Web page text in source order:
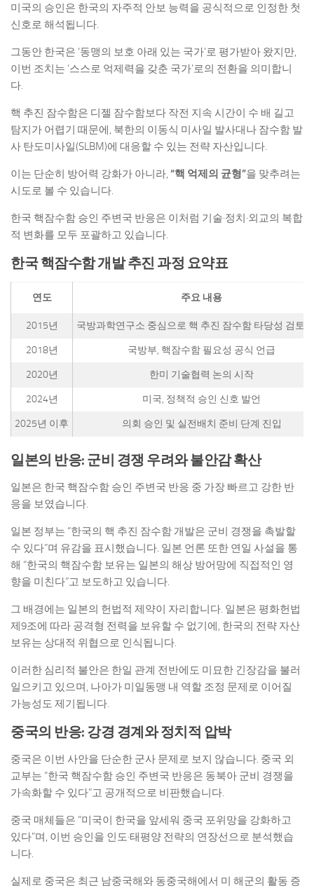
미국의 승인은 한국의 자주적 안보 능력을 공식적으로 인정한 첫
신호로 해석됩니다.
그동안 한국은 ‘동맹의 보호 아래 있는 국가’로 평가받아 왔지만,
이번 조치는 ‘스스로 억제력을 갖춘 국가’로의 전환을 의미합니
다.
핵 추진 잠수함은 디젤 잠수함보다 작전 지속 시간이 수 배 길고
탐지가 어렵기 때문에, 북한의 이동식 미사일 발사대나 잠수함 발
사 탄도미사일(SLBM)에 대응할 수 있는 전략 자산입니다.
이는 단순히 방어력 강화가 아니라, “핵 억제의 균형”을 맞추려는
시도로 볼 수 있습니다.
한국 핵잠수함 승인 주변국 반응은 이처럼 기술·정치·외교의 복합
적 변화를 모두 포괄하고 있습니다.
한국 핵잠수함 개발 추진 과정 요약표
연도 주요 내용
2015년 국방과학연구소 중심으로 핵 추진 잠수함 타당성 검토
2018년 국방부, 핵잠수함 필요성 공식 언급
2020년 한미 기술협력 논의 시작
2024년 미국, 정책적 승인 신호 발언
2025년 이후 의회 승인 및 실전배치 준비 단계 진입
일본의 반응: 군비 경쟁 우려와 불안감 확산
일본은 한국 핵잠수함 승인 주변국 반응 중 가장 빠르고 강한 반
응을 보였습니다.
일본 정부는 “한국의 핵 추진 잠수함 개발은 군비 경쟁을 촉발할
수 있다”며 유감을 표시했습니다. 일본 언론 또한 연일 사설을 통
해 “한국의 핵잠수함 보유는 일본의 해상 방어망에 직접적인 영
향을 미친다”고 보도하고 있습니다.
그 배경에는 일본의 헌법적 제약이 자리합니다. 일본은 평화헌법
제9조에 따라 공격형 전력을 보유할 수 없기에, 한국의 전략 자산
보유는 상대적 위협으로 인식됩니다.
이러한 심리적 불안은 한일 관계 전반에도 미묘한 긴장감을 불러
일으키고 있으며, 나아가 미일동맹 내 역할 조정 문제로 이어질
가능성도 제기됩니다.
중국의 반응: 강경 경계와 정치적 압박
중국은 이번 사안을 단순한 군사 문제로 보지 않습니다. 중국 외
교부는 “한국 핵잠수함 승인 주변국 반응은 동북아 군비 경쟁을
가속화할 수 있다”고 공개적으로 비판했습니다.
중국 매체들은 “미국이 한국을 앞세워 중국 포위망을 강화하고
있다”며, 이번 승인을 인도·태평양 전략의 연장선으로 분석했습
니다.
실제로 중국은 최근 남중국해와 동중국해에서 미 해군의 활동 증